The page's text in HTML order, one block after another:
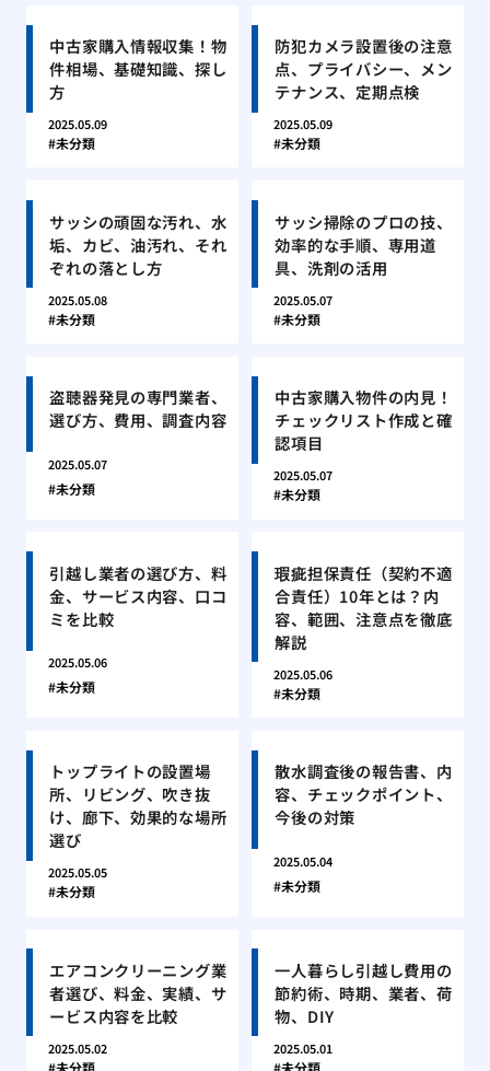
中古家購入情報収集！物
件相場、基礎知識、探し
方
2025.05.09
未分類
防犯カメラ設置後の注意
点、プライバシー、メン
テナンス、定期点検
2025.05.09
未分類
サッシの頑固な汚れ、水
垢、カビ、油汚れ、それ
ぞれの落とし方
2025.05.08
未分類
サッシ掃除のプロの技、
効率的な手順、専用道
具、洗剤の活用
2025.05.07
未分類
盗聴器発見の専門業者、
選び方、費用、調査内容
2025.05.07
未分類
中古家購入物件の内見！
チェックリスト作成と確
認項目
2025.05.07
未分類
引越し業者の選び方、料
金、サービス内容、口コ
ミを比較
2025.05.06
未分類
瑕疵担保責任（契約不適
合責任）10年とは？内
容、範囲、注意点を徹底
解説
2025.05.06
未分類
トップライトの設置場
所、リビング、吹き抜
け、廊下、効果的な場所
選び
2025.05.05
未分類
散水調査後の報告書、内
容、チェックポイント、
今後の対策
2025.05.04
未分類
エアコンクリーニング業
者選び、料金、実績、サ
ービス内容を比較
2025.05.02
未分類
一人暮らし引越し費用の
節約術、時期、業者、荷
物、DIY
2025.05.01
未分類